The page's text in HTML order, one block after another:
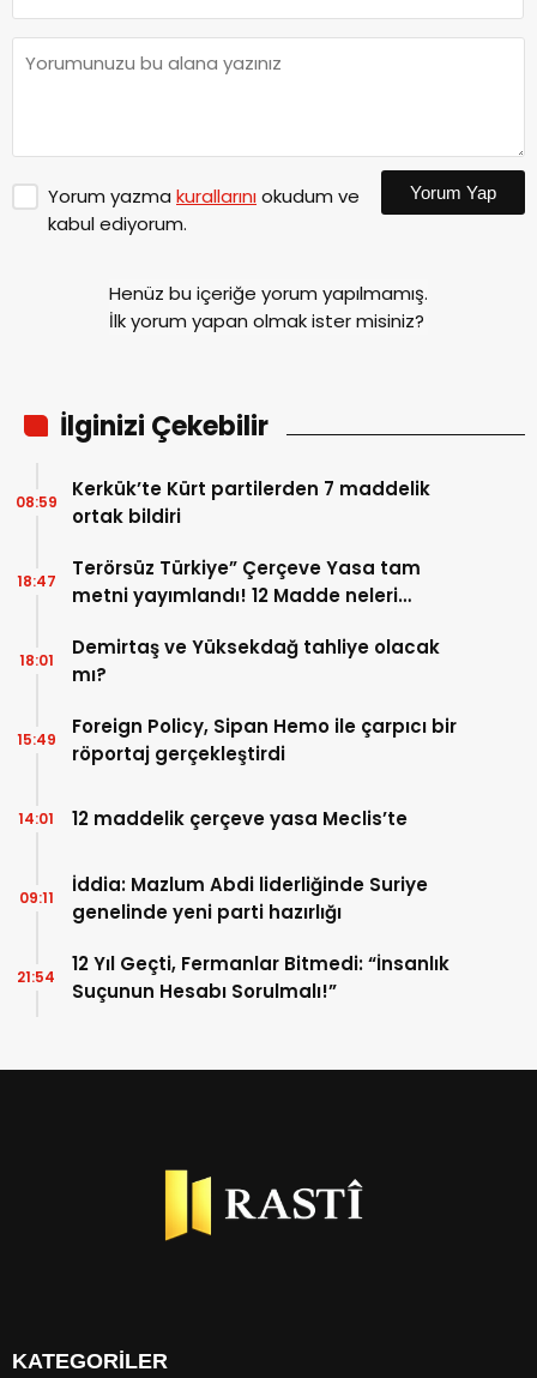
Yorum yazma kurallarınıokudum ve
kabul ediyorum.
Yorum Yap
Henüz bu içeriğe yorum yapılmamış.
İlk yorum yapan olmak ister misiniz?
İlginizi Çekebilir
Kerkük’te Kürt partilerden 7 maddelik
ortak bildiri
08:59
Terörsüz Türkiye” Çerçeve Yasa tam
metni yayımlandı! 12 Madde neleri
18:47
Demirtaş ve Yüksekdağ tahliye olacak
mı?
18:01
Foreign Policy, Sipan Hemo ile çarpıcı bir
röportaj gerçekleştirdi
15:49
12 maddelik çerçeve yasa Meclis’te
14:01
İddia: Mazlum Abdi liderliğinde Suriye
genelinde yeni parti hazırlığı
09:11
12 Yıl Geçti, Fermanlar Bitmedi: “İnsanlık
Suçunun Hesabı Sorulmalı!”
21:54
KATEGORİLER